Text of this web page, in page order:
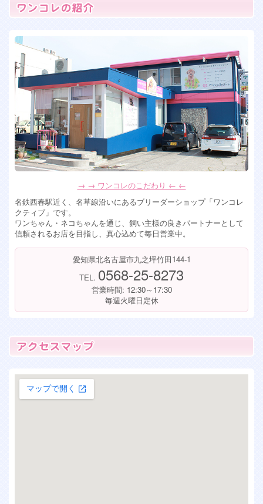
フレンチブルドッグ女の子 残り2人！
2026年6月13日
ペキプー ミックス犬の女の子入店！
2026年6月10日
ミックス犬 ペキプー女の子入店します！
2026年5月28日
可愛すぎるミックス犬女の子達入店！ チワプー&マルシーズ
ー
2026年4月6日
ポメションMIX犬男の子、トイプードル女の子入店！
2026年1月30日
珍しい！ホワイトシュナウザー入店！
→ → ワンコレのこだわり ← ←
名鉄西春駅近く、名草線沿いにあるブリーダーショップ「ワンコレ
クティブ」です。
ワンちゃん・ネコちゃんを通じ、飼い主様の良きパートナーとして
信頼されるお店を目指し、真心込めて毎日営業中。
愛知県北名古屋市九之坪竹田144-1
TEL. 0568-25-8273
営業時間: 12:30～17:30
毎週火曜日定休
大きな地図で見る